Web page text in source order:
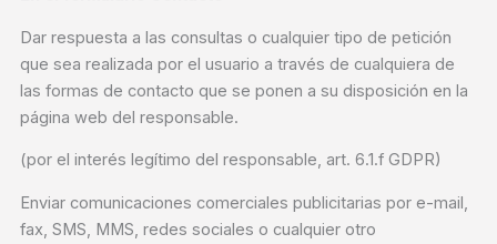
Dar respuesta a las consultas o cualquier tipo de petición
que sea realizada por el usuario a través de cualquiera de
las formas de contacto que se ponen a su disposición en la
página web del responsable.
(por el interés legítimo del responsable, art. 6.1.f GDPR)
Enviar comunicaciones comerciales publicitarias por e-mail,
fax, SMS, MMS, redes sociales o cualquier otro